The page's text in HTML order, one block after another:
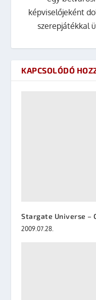
képviselőjeként
szerepjátékkal
KAPCSOLÓDÓ
Stargate Universe –
2009.07.28.